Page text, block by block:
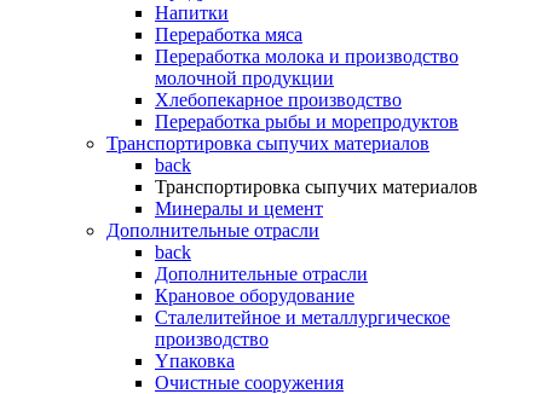
Напитки
Переработка мяса
Переработка молока и производство
молочной продукции
Хлебопекарное производство
Переработка рыбы и морепродуктов
Транспортировка сыпучих материалов
back
Транспортировка сыпучих материалов
Минералы и цемент
Дополнительные отрасли
back
Дополнительные отрасли
Крановое оборудование
Сталелитейное и металлургическое
производство
Yпаковка
Очистные сооружения